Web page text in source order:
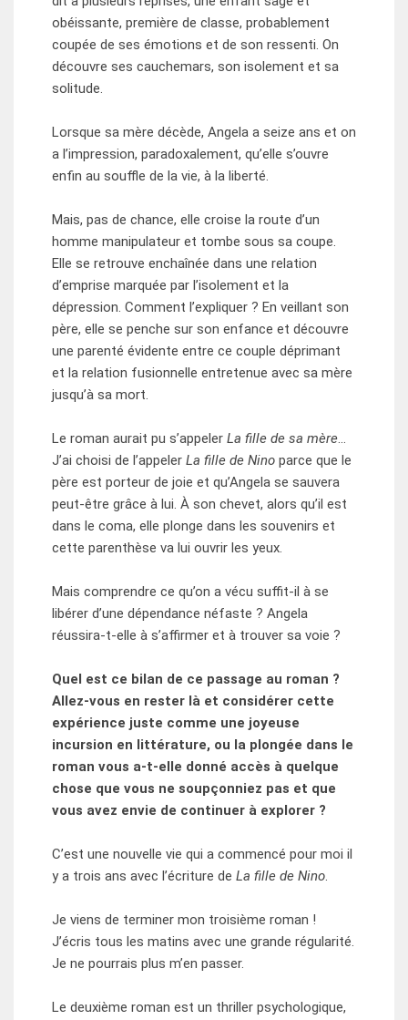
obéissante, première de classe, probablement
coupée de ses émotions et de son ressenti. On
découvre ses cauchemars, son isolement et sa
solitude.
Lorsque sa mère décède, Angela a seize ans et on
a l’impression, paradoxalement, qu’elle s’ouvre
enfin au souffle de la vie, à la liberté.
Mais, pas de chance, elle croise la route d’un
homme manipulateur et tombe sous sa coupe.
Elle se retrouve enchaînée dans une relation
d’emprise marquée par l’isolement et la
dépression. Comment l’expliquer ? En veillant son
père, elle se penche sur son enfance et découvre
une parenté évidente entre ce couple déprimant
et la relation fusionnelle entretenue avec sa mère
jusqu’à sa mort.
Le roman aurait pu s’appeler La fille de sa mère…
J’ai choisi de l’appeler La fille de Nino parce que le
père est porteur de joie et qu’Angela se sauvera
peut-être grâce à lui. À son chevet, alors qu’il est
dans le coma, elle plonge dans les souvenirs et
cette parenthèse va lui ouvrir les yeux.
Mais comprendre ce qu’on a vécu suffit-il à se
libérer d’une dépendance néfaste ? Angela
réussira-t-elle à s’affirmer et à trouver sa voie ?
Quel est ce bilan de ce passage au roman ?
Allez-vous en rester là et considérer cette
expérience juste comme une joyeuse
incursion en littérature, ou la plongée dans le
roman vous a-t-elle donné accès à quelque
chose que vous ne soupçonniez pas et que
vous avez envie de continuer à explorer ?
C’est une nouvelle vie qui a commencé pour moi il
y a trois ans avec l’écriture de La fille de Nino.
Je viens de terminer mon troisième roman !
J’écris tous les matins avec une grande régularité.
Je ne pourrais plus m’en passer.
Le deuxième roman est un thriller psychologique,